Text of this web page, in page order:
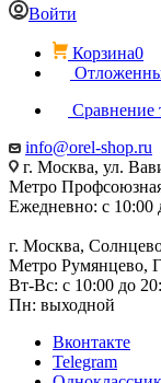
Войти
Корзина0
Сравнение
info@orel-shop.ru
г. Москва, ул.
Метро
Ежедневно: с 10:00
г. Москва,
Метро Румянцево,
Вт-Вс: с 10:00 до
Пн: выходной
Вконтакте
Telegram